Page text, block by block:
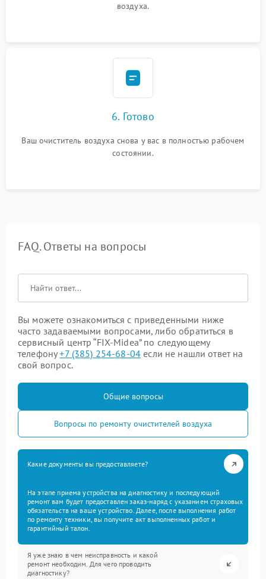
воздуха.
6. Готово
Ваш очиститель воздуха снова у вас в полностью рабочем
состоянии.
FAQ. Ответы на вопросы
Вы можете ознакомиться с приведенными ниже
часто задаваемыми вопросами, либо обратиться в
сервисный центр “FIX-Midea” по следующему
телефону+7 (385) 254-68-04 если не нашли ответ на
свой вопрос.
Общие вопросы
Вопросы по ремонту очистителей воздуха
Какие документы вы предоставляете?
На этапе приема устройства на диагностику и последующий
ремонт вам будет предоставлен заказ-наряд с указанием страховых
обязательств на ваше устройство. Далее, после выполнения работ
по ремонту техники, вы получите акт выполненных работ и
гарантийный талон.
Я уже знаю в чем неисправность и какой
ремонт необходим. Для чего проводить
диагностику?